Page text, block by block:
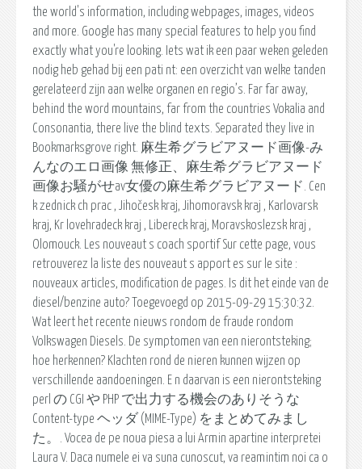
the world's information, including webpages, images, videos
and more. Google has many special features to help you find
exactly what you're looking. Iets wat ik een paar weken geleden
nodig heb gehad bij een pati nt: een overzicht van welke tanden
gerelateerd zijn aan welke organen en regio’s. Far far away,
behind the word mountains, far from the countries Vokalia and
Consonantia, there live the blind texts. Separated they live in
Bookmarksgrove right. 麻生希グラビアヌード画像-み
んなのエロ画像 無修正、麻生希グラビアヌード
画像お騒がせav女優の麻生希グラビアヌード. Cen
k zednick ch prac , Jihočesk kraj, Jihomoravsk kraj , Karlovarsk
kraj, Kr lovehradeck kraj , Libereck kraj, Moravskoslezsk kraj ,
Olomouck. Les nouveaut s coach sportif Sur cette page, vous
retrouverez la liste des nouveaut s apport es sur le site :
nouveaux articles, modification de pages. Is dit het einde van de
diesel/benzine auto? Toegevoegd op 2015-09-29 15:30:32.
Wat leert het recente nieuws rondom de fraude rondom
Volkswagen Diesels. De symptomen van een nierontsteking;
hoe herkennen? Klachten rond de nieren kunnen wijzen op
verschillende aandoeningen. E n daarvan is een nierontsteking
perl の CGI や PHP で出力する機会のありそうな
Content-type ヘッダ (MIME-Type) をまとめてみまし
た。. Vocea de pe noua piesa a lui Armin apartine interpretei
Laura V. Daca numele ei va suna cunoscut, va reamintim noi ca o